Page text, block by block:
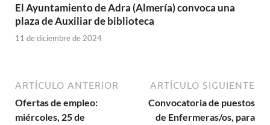
El Ayuntamiento de Adra (Almería) convoca una
plaza de Auxiliar de biblioteca
11 de diciembre de 2024
ARTÍCULO ANTERIOR
Ofertas de empleo:
miércoles, 25 de
ARTÍCULO SIGUIENTE
Convocatoria de puestos
de Enfermeras/os, para